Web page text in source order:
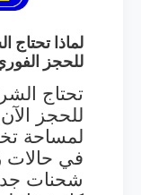
لماذا
للحجز
تحتاج
للحجز
لمساحة
في حالات
شحنات